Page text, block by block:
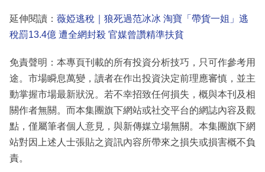
延伸閱讀： 薇婭逃稅｜狼死過范冰冰 淘寶「帶貨一姐」逃
稅罰13.4億 遭全網封殺 官媒曾讚精準扶貧
免責聲明：本專頁刊載的所有投資分析技巧，只可作參考用
途。市場瞬息萬變，讀者在作出投資決定前理應審慎，並主
動掌握市場最新狀況。若不幸招致任何損失，概與本刊及相
關作者無關。而本集團旗下網站或社交平台的網誌內容及觀
點，僅屬筆者個人意見，與新傳媒立場無關。本集團旗下網
站對因上述人士張貼之資訊內容所帶來之損失或損害概不負
責。